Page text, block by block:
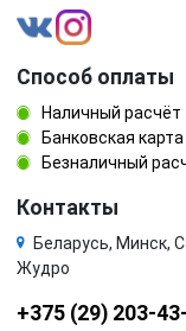
Способ оплаты
Наличный расчёт
Банковская карта
Безналичный
Контакты
Беларусь, Минск,
Жудро
+375 (29) 203-